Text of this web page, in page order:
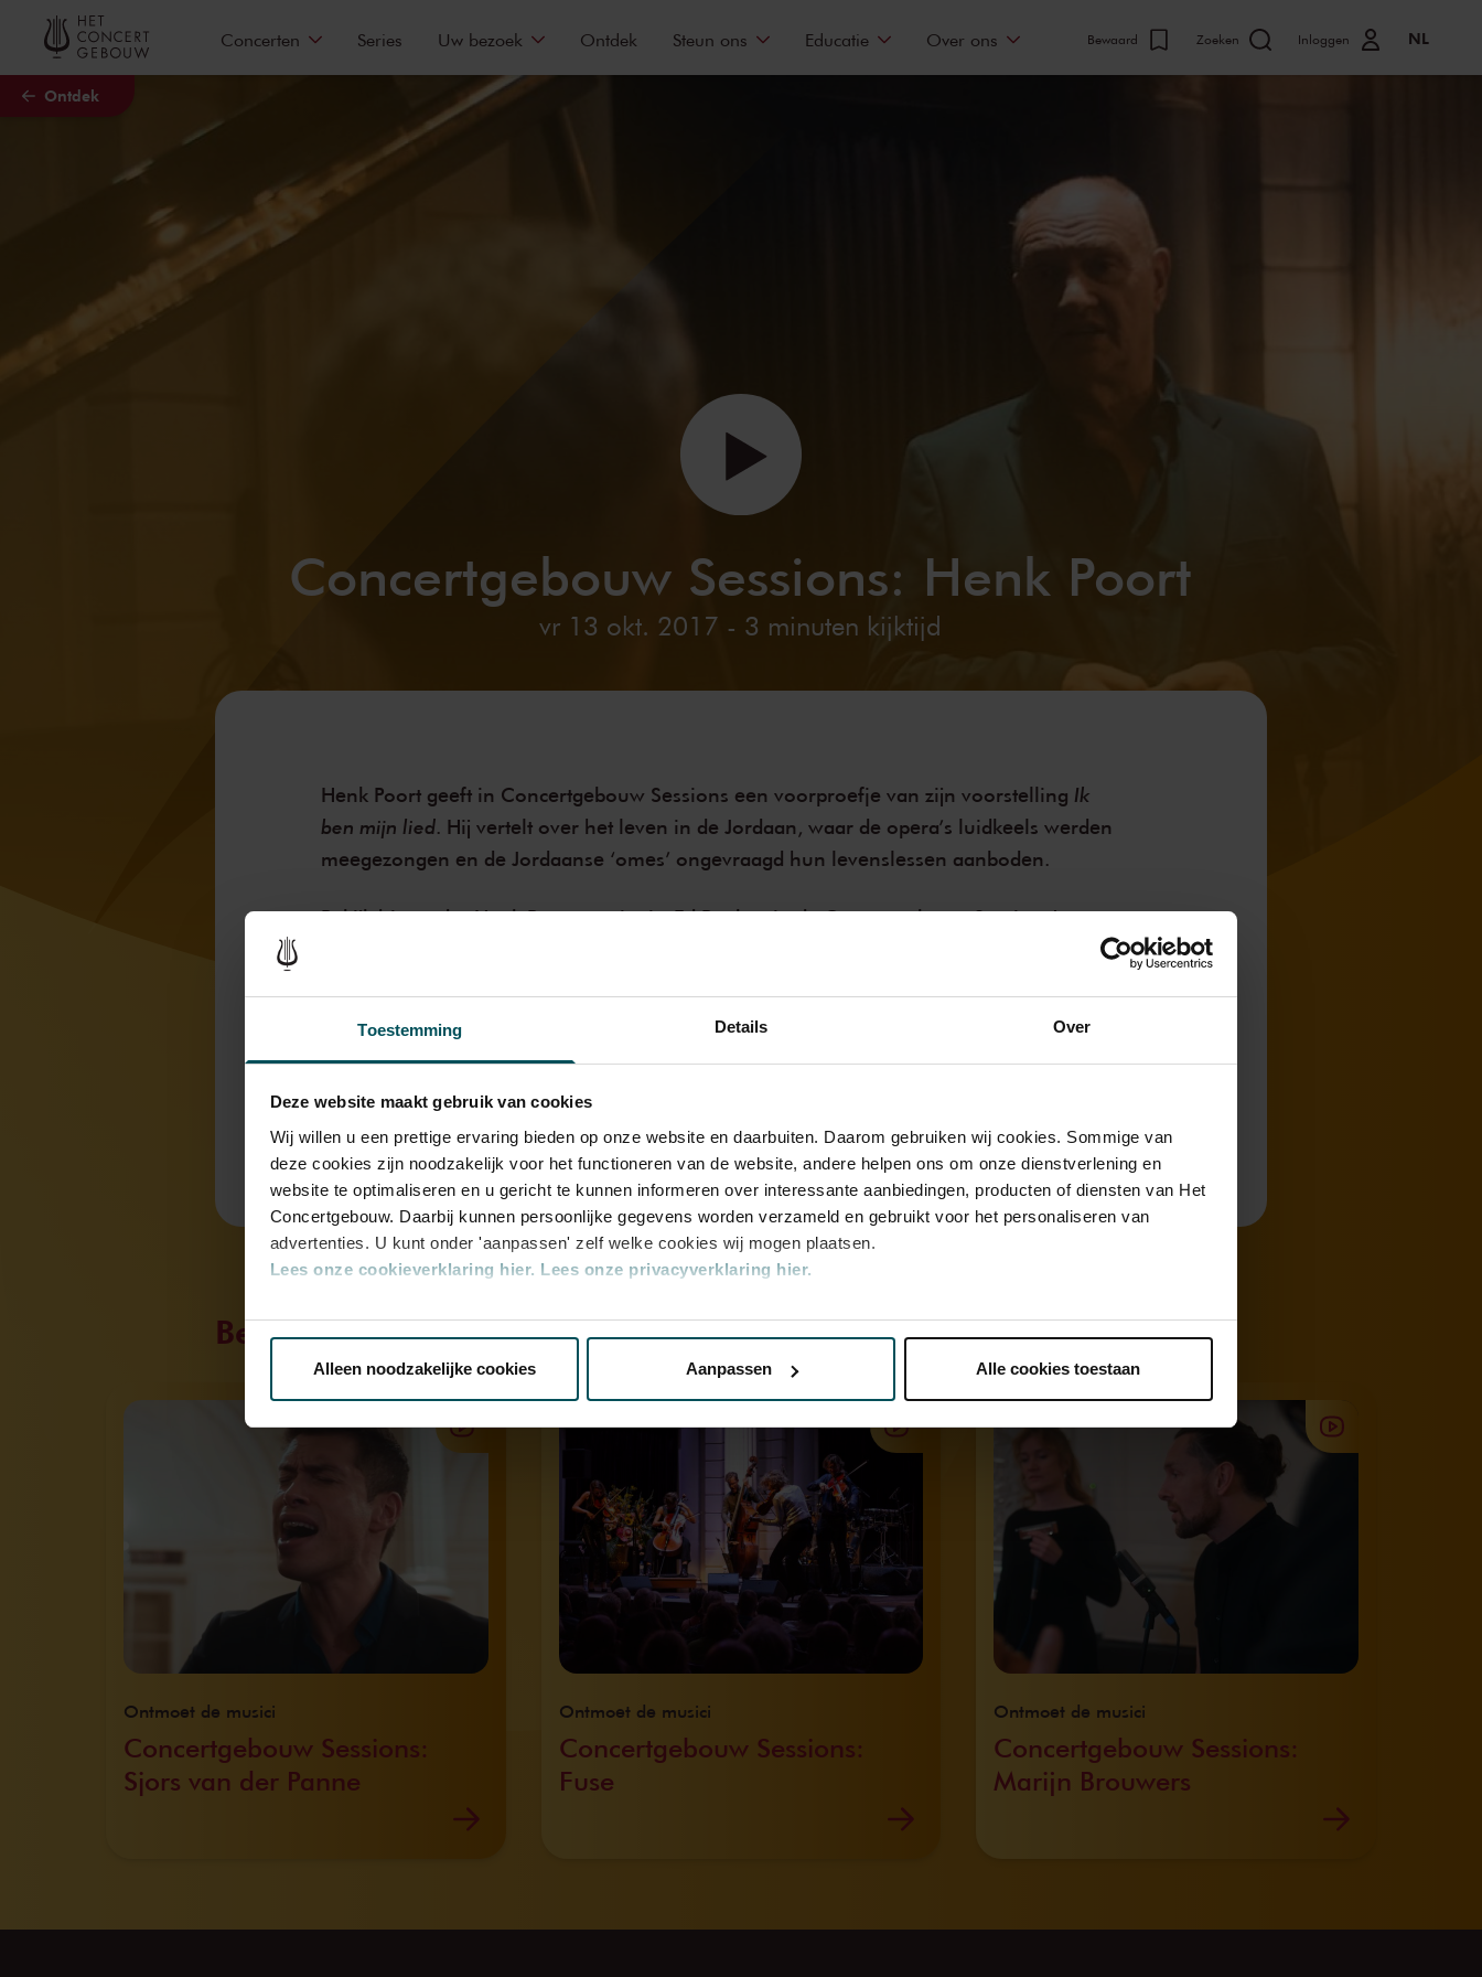
Toestemming Details Over
Deze website maakt gebruik van cookies
Wij willen u een prettige ervaring bieden op onze website en daarbuiten. Daarom gebruiken wij cookies. Sommige van
deze cookies zijn noodzakelijk voor het functioneren van de website, andere helpen ons om onze dienstverlening en
website te optimaliseren en u gericht te kunnen informeren over interessante aanbiedingen, producten of diensten van Het
Concertgebouw. Daarbij kunnen persoonlijke gegevens worden verzameld en gebruikt voor het personaliseren van
advertenties. U kunt onder 'aanpassen' zelf welke cookies wij mogen plaatsen.
Lees onze cookieverklaring hier. Lees onze privacyverklaring hier.
Via decookieverklaringop onze website kunt u uw toestemming op elk moment wijzigen of intrekken.
We werken samen met32 derdendie uw gegevens kunnen ontvangen en verwerken.
Alleen noodzakelijke cookies Aanpassen Alle cookies toestaan
Naar hoofdcontent
Ontdek
Concerten Series Uw bezoek Ontdek Steun ons Educatie Over ons Bewaard Zoeken Inloggen NL
Concertgebouw Sessions: Henk Poort
vr 13 okt. 2017 - 3 minuten kijktijd
Henk Poort geeft in Concertgebouw Sessions een voorproefje van zijn voorstelling Ik
ben mijn lied. Hij vertelt over het leven in de Jordaan, waar de opera’s luidkeels werden
meegezongen en de Jordaanse ‘omes’ ongevraagd hun levenslessen aanboden.
Bekijk hieronder Henk Poort en pianist Ed Boekee in de Concertgebouw Sessions!
Onderdeel van
Ontmoet de musici
Bekijk ook eens
Concertgebouw Sessions:
Sjors van der Panne
Ontmoet de musici
Concertgebouw Sessions:
Fuse
Ontmoet de musici
Concertgebouw Sessions:
Marijn Brouwers
Ontmoet de musici